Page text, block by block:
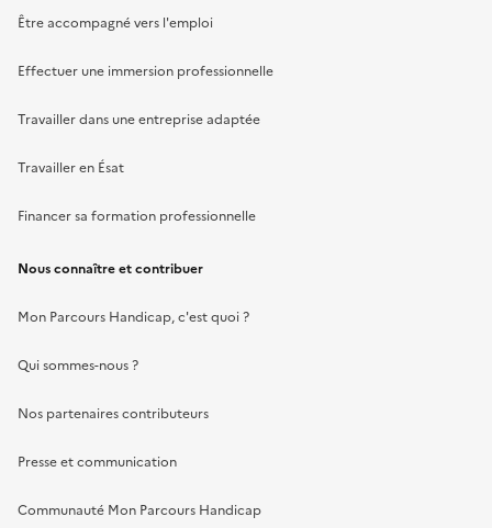
Être accompagné vers l'emploi
Effectuer une immersion professionnelle
Travailler dans une entreprise adaptée
Travailler en Ésat
Financer sa formation professionnelle
Nous connaître et contribuer
Mon Parcours Handicap, c'est quoi ?
Qui sommes-nous ?
Nos partenaires contributeurs
Presse et communication
Communauté Mon Parcours Handicap